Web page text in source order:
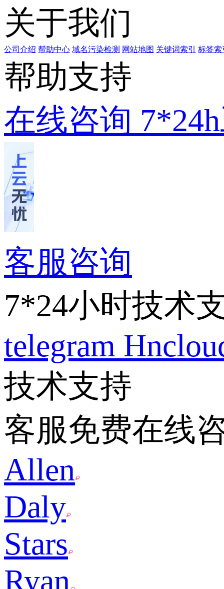
关于我们
公司介绍 帮助中心 域名污染检测 网站地图 关键词索引 标签索
帮助支持
在线咨询
客服咨询
7*24小时技术
telegram
技术支持
客服免费在线
Allen
Daly
Stars
Ryan